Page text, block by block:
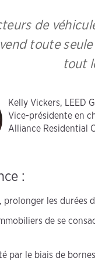
de
toute
tout
Kelly Vickers, LEED
Vice-présidente en
Alliance Residential
:
les durées
de se
par le biais de